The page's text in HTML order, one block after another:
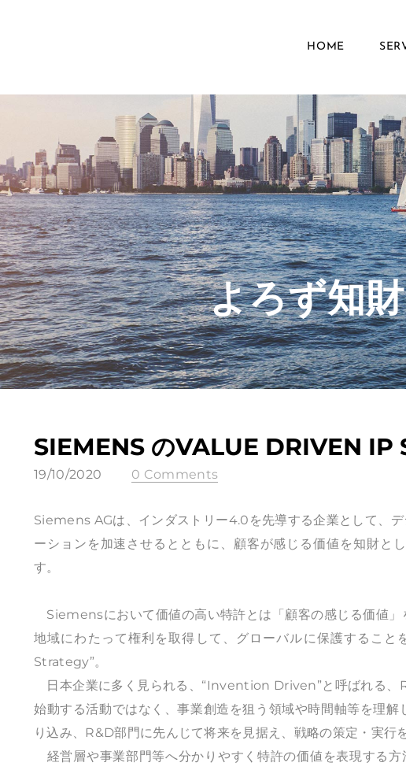
HOME
よろず知
SIEMENS のVALUE DRIVEN IP
19/10/2020 0 Comments
Siemens AGは、インダストリー4.0を先導する企業として、
ーションを加速させるとともに、顧客が感じる価値を知財と
す。
Siemensにおいて価値の高い特許とは「顧客の感じる価値」
地域にわたって権利を取得して、グローバルに保護するこ
Strategy”。
日本企業に多く見られる、“Invention Driven”と呼ばれる、
始動する活動ではなく、事業創造を狙う領域や時間軸等を理
り込み、R&D部門に先んじて将来を見据え、戦略の策定・実行
経営層や事業部門等へ分かりやすく特許の価値を表現する